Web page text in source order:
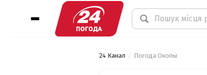
24 Канал Погода Окопы